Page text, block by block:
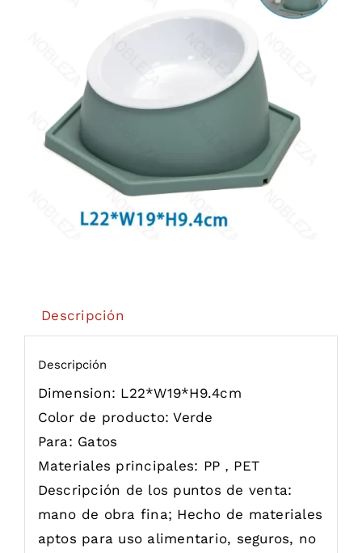
Super Ofertas
Descripción
Descripción
Dimension: L22*W19*H9.4cm
Color de producto:Verde
Para: Gatos
Materiales principales: PP，PET
Descripción de los puntos de venta:
mano de obra fina; Hecho de materiales
aptos para uso alimentario, seguros, no